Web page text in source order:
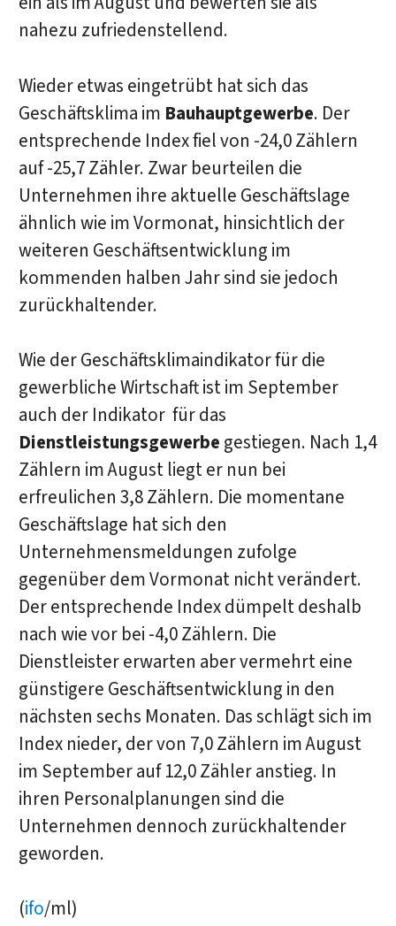
nahezu zufriedenstellend.
Wieder etwas eingetrübt hat sich das
Geschäftsklima im Bauhauptgewerbe. Der
entsprechende Index fiel von -24,0 Zählern
auf -25,7 Zähler. Zwar beurteilen die
Unternehmen ihre aktuelle Geschäftslage
ähnlich wie im Vormonat, hinsichtlich der
weiteren Geschäftsentwicklung im
kommenden halben Jahr sind sie jedoch
zurückhaltender.
Wie der Geschäftsklimaindikator für die
gewerbliche Wirtschaft ist im September
auch der Indikator für das
Dienstleistungsgewerbe gestiegen. Nach 1,4
Zählern im August liegt er nun bei
erfreulichen 3,8 Zählern. Die momentane
Geschäftslage hat sich den
Unternehmensmeldungen zufolge
gegenüber dem Vormonat nicht verändert.
Der entsprechende Index dümpelt deshalb
nach wie vor bei -4,0 Zählern. Die
Dienstleister erwarten aber vermehrt eine
günstigere Geschäftsentwicklung in den
nächsten sechs Monaten. Das schlägt sich im
Index nieder, der von 7,0 Zählern im August
im September auf 12,0 Zähler anstieg. In
ihren Personalplanungen sind die
Unternehmen dennoch zurückhaltender
geworden.
(ifo/ml)